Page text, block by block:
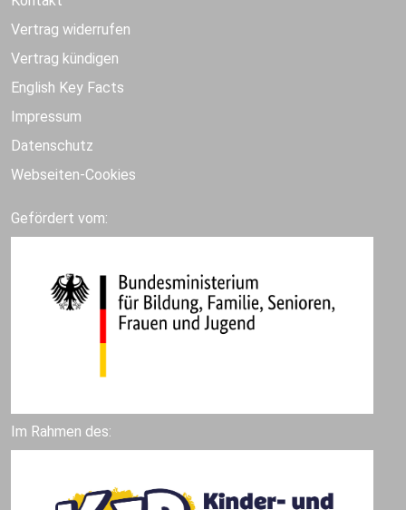
Vertrag widerrufen
Vertrag kündigen
English Key Facts
Impressum
Datenschutz
Webseiten-Cookies
Gefördert vom:
Im Rahmen des: